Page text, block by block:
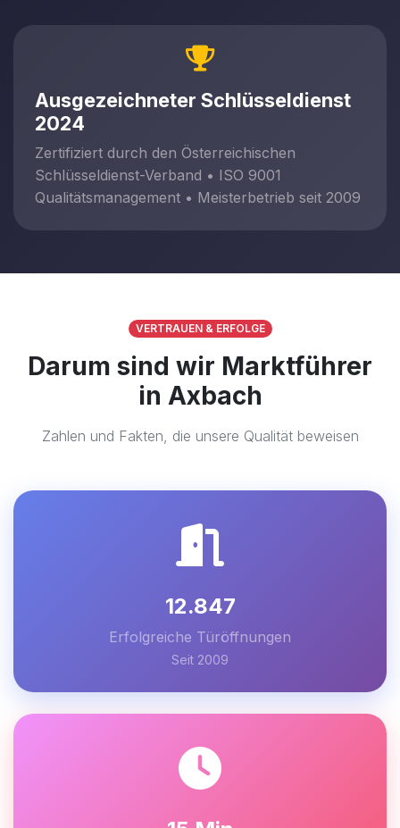
Ausgezeichneter Schlüsseldienst
2024
Zertifiziert durch den Österreichischen
Schlüsseldienst-Verband • ISO 9001
Qualitätsmanagement • Meisterbetrieb seit 2009
VERTRAUEN & ERFOLGE
Darum sind wir Marktführer
in Axbach
Zahlen und Fakten, die unsere Qualität beweisen
12.847
Erfolgreiche Türöffnungen
Seit 2009